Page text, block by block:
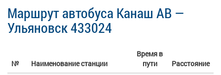
Маршрут автобуса Канаш АВ —
Ульяновск 433024
№ Наименование станции
Время в
пути
Расстояние